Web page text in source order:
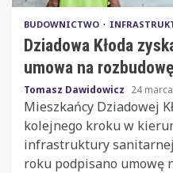
BUDOWNICTWO
Dziadowa Kłoda
umowa na
Tomasz Dawidowicz 24
Mieszkańcy Dziadowej
kolejnego kroku w
infrastruktury
roku podpisano umowę